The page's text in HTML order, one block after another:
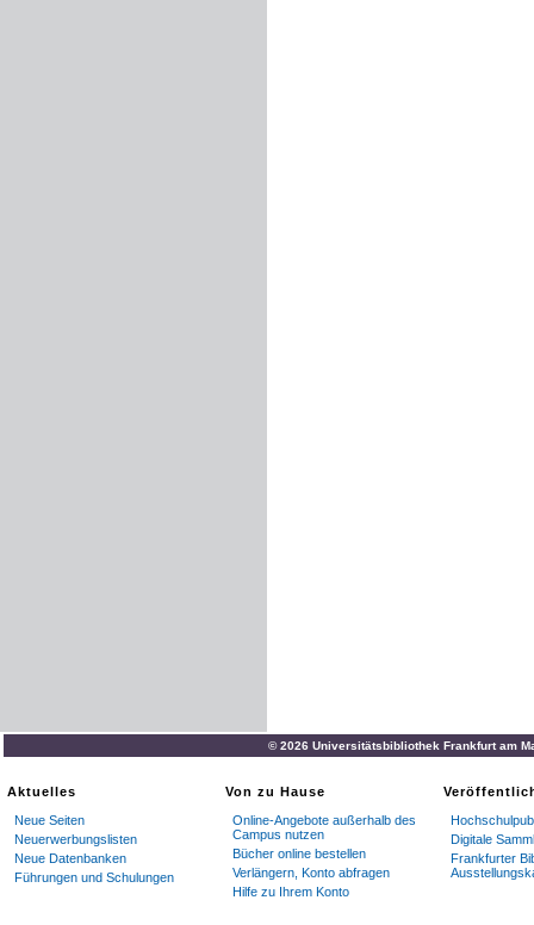
© 2026 Universitätsbibliothek Frankfurt am
Aktuelles
Neue Seiten
Neuerwerbungslisten
Neue Datenbanken
Führungen und Schulungen
Von zu Hause
Online-Angebote außerhalb des
Campus nutzen
Bücher online bestellen
Verlängern, Konto abfragen
Hilfe zu Ihrem Konto
Digitale
Frankfurter